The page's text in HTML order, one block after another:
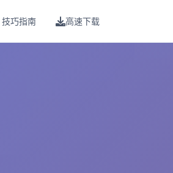
技巧指南 高速下载